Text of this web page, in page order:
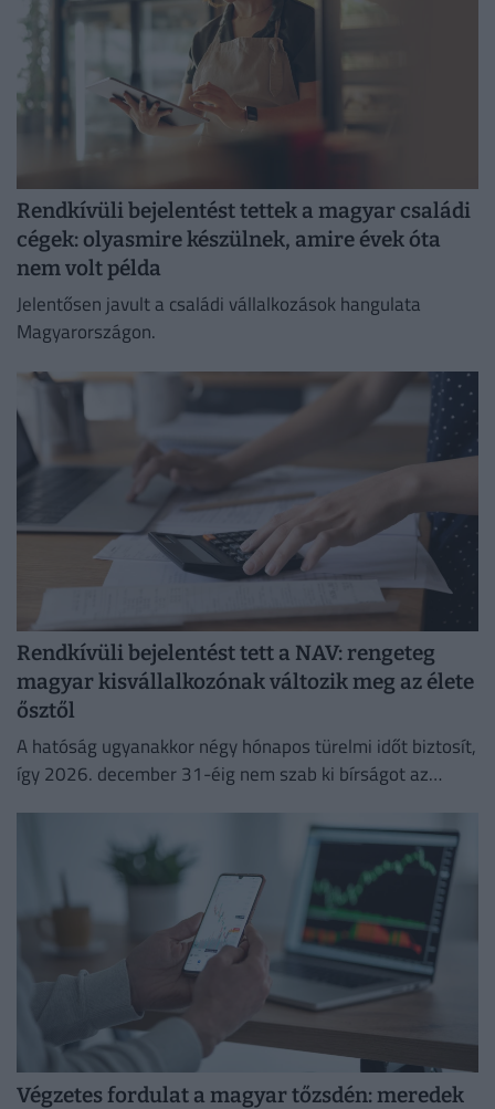
Rendkívüli bejelentést tettek a magyar családi
cégek: olyasmire készülnek, amire évek óta
nem volt példa
Jelentősen javult a családi vállalkozások hangulata
Magyarországon.
Rendkívüli bejelentést tett a NAV: rengeteg
magyar kisvállalkozónak változik meg az élete
ősztől
A hatóság ugyanakkor négy hónapos türelmi időt biztosít,
így 2026. december 31-éig nem szab ki bírságot az
Végzetes fordulat a magyar tőzsdén: meredek